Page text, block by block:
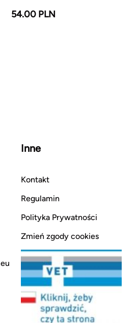
54.00 PLN
Inne
Kontakt
Regulamin
Polityka Prywatności
Zmień zgody cookies